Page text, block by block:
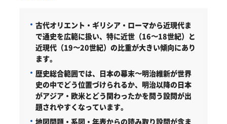
古代オリエント・ギリシア・ローマから近現代ま
で通史を広範に扱い、特に近世（16〜18世紀）と
近現代（19〜20世紀）の比重が大きい傾向にあり
ます。
歴史総合範囲では、日本の幕末〜明治維新が世界
史の中でどう位置づけられるか、明治以降の日本
がアジア・欧米とどう関わったかを問う設問が出
題されやすくなっています。
地図問題・系図・年表からの読み取り設問が含ま